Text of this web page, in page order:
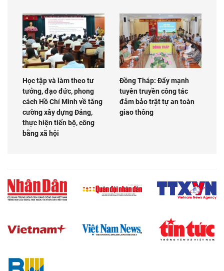
Học tập và làm theo tư
tưởng, đạo đức, phong
cách Hồ Chí Minh về tăng
cường xây dựng Đảng,
thực hiện tiến bộ, công
bằng xã hội
Đồng Tháp: Đẩy mạnh
tuyên truyền công tác
đảm bảo trật tự an toàn
giao thông